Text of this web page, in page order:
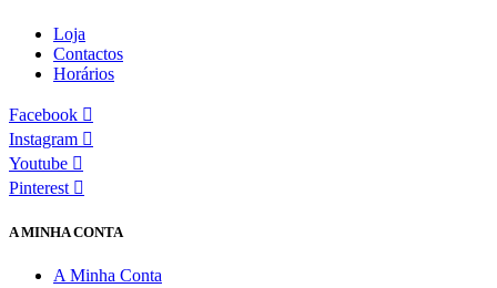
Loja
Contactos
Horários
Facebook
Instagram
Youtube
Pinterest
A MINHA CONTA
A Minha Conta